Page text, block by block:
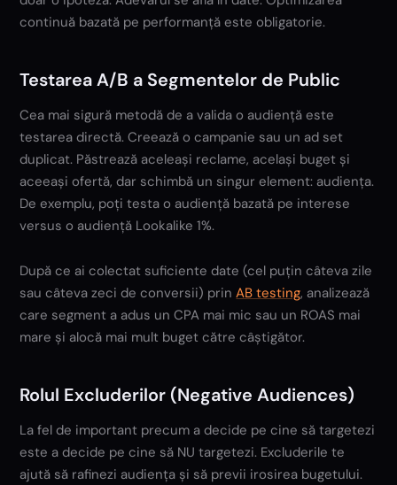
continuă bazată pe performanță este obligatorie.
Testarea A/B a Segmentelor de Public
Cea mai sigură metodă de a valida o audiență este
testarea directă. Creează o campanie sau un ad set
duplicat. Păstrează aceleași reclame, același buget și
aceeași ofertă, dar schimbă un singur element: audiența.
De exemplu, poți testa o audiență bazată pe interese
versus o audiență Lookalike 1%.
După ce ai colectat suficiente date (cel puțin câteva zile
sau câteva zeci de conversii) prinAB testing, analizează
care segment a adus un CPA mai mic sau un ROAS mai
mare și alocă mai mult buget către câștigător.
Rolul Excluderilor (Negative Audiences)
La fel de important precum a decide pe cine să targetezi
este a decide pe cine să NU targetezi. Excluderile te
ajută să rafinezi audiența și să previi irosirea bugetului.